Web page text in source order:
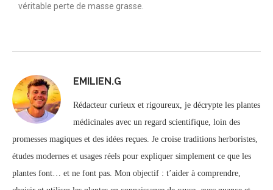
véritable perte de masse grasse.
EMILIEN.G
Rédacteur curieux et rigoureux, je décrypte les plantes
médicinales avec un regard scientifique, loin des
promesses magiques et des idées reçues. Je croise traditions herboristes,
études modernes et usages réels pour expliquer simplement ce que les
plantes font… et ne font pas. Mon objectif : t’aider à comprendre,